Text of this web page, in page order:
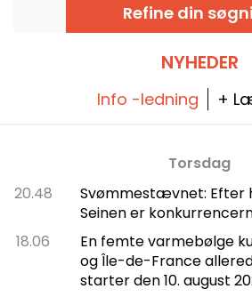
Refine din
NYHEDER
Info -ledning +
Torsdag
20.48
Svømmestævnet: Efter
Seinen er
18.06
En femte varmebølge
og Île-de-France
starter den 10. august